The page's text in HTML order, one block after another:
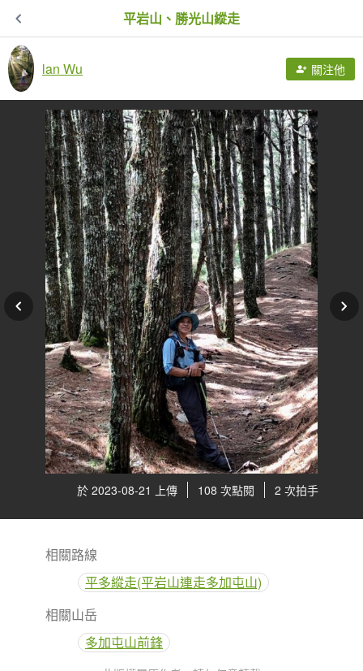
平岩山、勝光山縱走
lan Wu 關注他
於 2023-08-21 上傳 108 次點閱 2 次拍手
相關路線
平多縱走(平岩山連走多加屯山)
相關山岳
多加屯山前鋒